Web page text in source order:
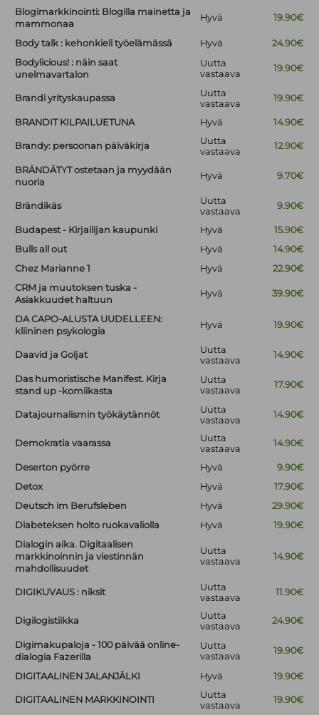
Blogimarkkinointi: Blogilla mainetta ja
mammonaa
Hyvä 19.90€
Body talk : kehonkieli työelämässä Hyvä
24.90€
Bodylicious! : näin saat
unelmavartalon
Uutta
vastaava
19.90€
Brandi yrityskaupassa
Uutta
vastaava
19.90€
BRANDIT KILPAILUETUNA Hyvä 14.90€
Brandy: persoonan päiväkirja
Uutta
vastaava
12.90€
BRÄNDÄTYT ostetaan ja myydään
nuoria
Hyvä 9.70€
Brändikäs
Uutta
vastaava
9.90€
Budapest - Kirjailijan kaupunki Hyvä
15.90€
Bulls all out
Hyvä
14.90€
Chez Marianne 1
Hyvä
22.90€
CRM ja muutoksen tuska -
Asiakkuudet haltuun
Hyvä 39.90€
DA CAPO-ALUSTA UUDELLEEN:
kliininen psykologia
Hyvä 19.90€
Daavid ja Goljat
Uutta
vastaava
14.90€
Das humoristische Manifest. Kirja
stand up -komiikasta
Uutta
vastaava
17.90€
Datajournalismin työkäytännöt
Uutta
vastaava
14.90€
Demokratia vaarassa
Uutta
vastaava
14.90€
Deserton pyörre Hyvä
9.90€
Detox
Hyvä
17.90€
Deutsch im Berufsleben
Hyvä
29.90€
Diabeteksen hoito ruokavaliolla
Hyvä
19.90€
Dialogin aika. Digitaalisen
markkinoinnin ja viestinnän
mahdollisuudet
Uutta
vastaava
14.90€
DIGIKUVAUS : niksit
Uutta
vastaava
11.90€
Digilogistiikka
Uutta
vastaava
24.90€
Digimakupaloja - 100 päivää online-
dialogia Fazerilla
Uutta
vastaava
19.90€
DIGITAALINEN JALANJÄLKI Hyvä 19.90€
DIGITAALINEN MARKKINOINTI
Uutta
vastaava
19.90€